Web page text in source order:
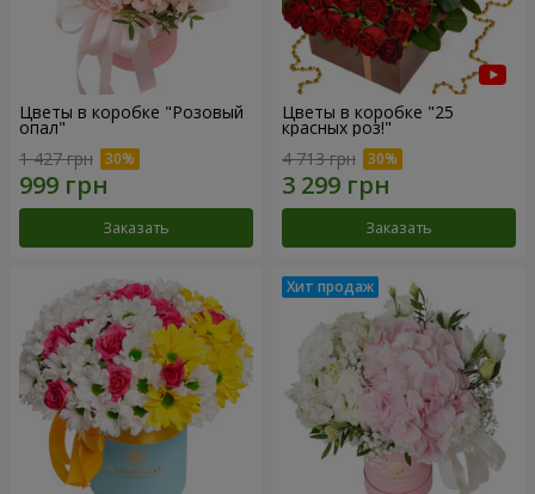
Цветы в коробке "Розовый
опал"
1 427 грн
Заказать
Цветы в коробке "25
красных роз!"
4 713 грн
Заказать